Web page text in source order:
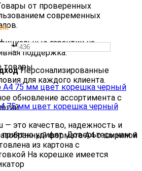
от проверенных
современных
гарантии на
поддержка.
Персонализированные
для каждого клиента.
обновление ассортимента с
— это качество, надежность и
удивят. Доверьтесь нам и
—
товары
75 мм цвет корешка черный
формата А4 с шириной
из картона с
На корешке имеется